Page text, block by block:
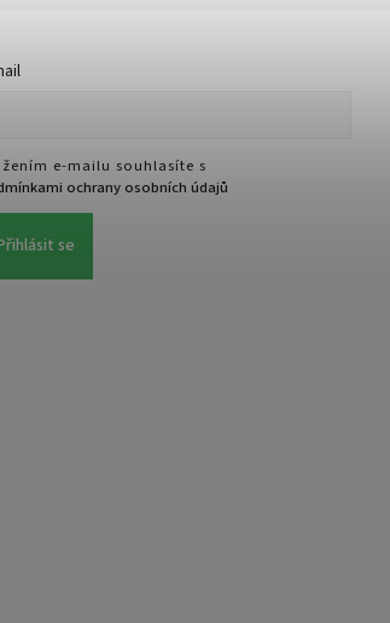
e-mailu souhlasíte s
ochrany osobních údajů
se